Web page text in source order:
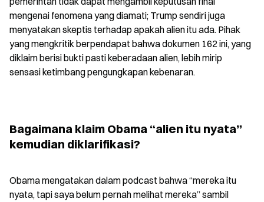
mengenai fenomena yang diamati; Trump sendiri juga
menyatakan skeptis terhadap apakah alien itu ada. Pihak
yang mengkritik berpendapat bahwa dokumen 162 ini, yang
diklaim berisi bukti pasti keberadaan alien, lebih mirip
sensasi ketimbang pengungkapan kebenaran.
Bagaimana klaim Obama “alien itu nyata”
kemudian diklarifikasi?
Obama mengatakan dalam podcast bahwa “mereka itu
nyata, tapi saya belum pernah melihat mereka” sambil